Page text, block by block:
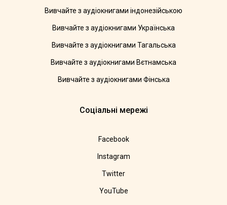
Вивчайте з аудіокнигами індонезійською
Вивчайте з аудіокнигами Українська
Вивчайте з аудіокнигами Тагальська
Вивчайте з аудіокнигами Вєтнамська
Вивчайте з аудіокнигами Фінська
Соціальні мережі
Facebook
Instagram
Twitter
YouTube